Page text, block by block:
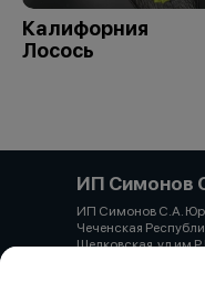
Калифорния
Лосось
ИП Симонов
ИП Симонов С.А.
Чеченская
Шелковская, ул им
860317654281